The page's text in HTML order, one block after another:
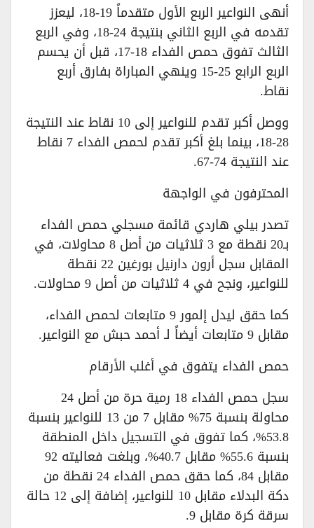
أنهى النواعير الربع الأول متقدماً 19-18، ليعزز
تقدمه في الربع الثاني بنتيجة 24-18، وفي الربع
الثالث تفوق حمص الفداء 18-17، قبل أن يحسم
الربع الرابع 25-15 وينهي المباراة بفارق أربع
نقاط.
ووصل أكبر تقدم للنواعير إلى 10 نقاط عند النتيجة
28-18، بينما بلغ أكبر تقدم لحمص الفداء 7 نقاط
عند النتيجة 74-67.
المحترفون في الواجهة
تصدر بيلي هاردي قائمة مسجلي حمص الفداء
بـ20 نقطة مع 3 ثلاثيات من أصل 8 محاولات، في
المقابل سجل أرون دارنيل بورغين 22 نقطة
للنواعير، ونجح في 4 ثلاثيات من أصل 9 محاولات.
كما حقق ليدل إلمور 9 متابعات لحمص الفداء،
مقابل 9 متابعات أيضاً لـ أحمد حبش مع النواعير.
حمص الفداء يتفوق في أغلب الأرقام
سجل حمص الفداء 18 رمية حرة من أصل 24
محاولة بنسبة 75% مقابل 7 من 13 للنواعير بنسبة
53.8%، كما تفوق في التسجيل داخل المنطقة
بنسبة 55.6% مقابل 40.7%، وبلغت فعاليته 92
مقابل 84، كما حقق حمص الفداء 24 نقطة من
دكة البدلاء مقابل 10 للنواعير، إضافة إلى 12 حالة
سرقة كرة مقابل 9.